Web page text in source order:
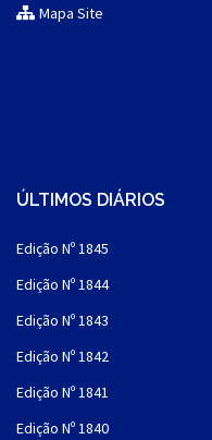
Mapa Site
ÚLTIMOS DIÁRIOS
Edição Nº 1845
Edição Nº 1844
Edição Nº 1843
Edição Nº 1842
Edição Nº 1841
Edição Nº 1840